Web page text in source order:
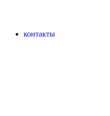
контакты